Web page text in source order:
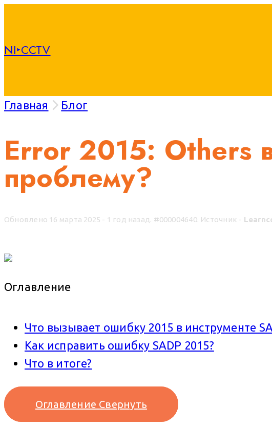
NI‣CCTV
Главная Блог
Error 2015: Others
проблему?
Обновлено 16 марта 2025 - 1 год назад. #000004640. Источник -
Оглавление
Что вызывает ошибку 2015 в инструменте
Как исправить ошибку SADP 2015?
Что в итоге?
Оглавление Свернуть